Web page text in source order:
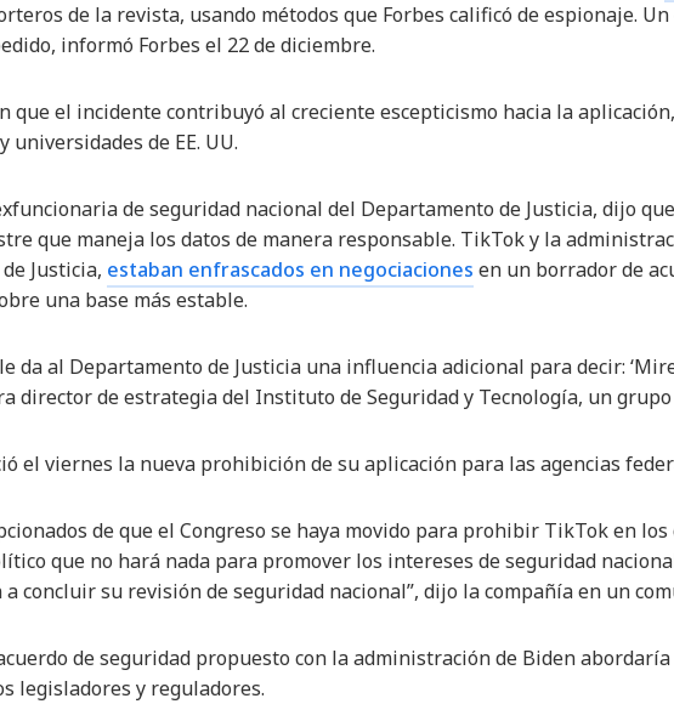
de la revista, usando métodos que Forbes calificó de espionaje.
informó Forbes el 22 de diciembre.
que el incidente contribuyó al creciente escepticismo hacia la
universidades de EE. UU.
de seguridad nacional del Departamento de Justicia, dijo
que maneja los datos de manera responsable. TikTok y la
Justicia, estaban enfrascados en negociaciones en un borrador de
una base más estable.
da al Departamento de Justicia una influencia adicional para decir:
director de estrategia del Instituto de Seguridad y Tecnología, un grupo
el viernes la nueva prohibición de su aplicación para las agencias
de que el Congreso se haya movido para prohibir TikTok en
que no hará nada para promover los intereses de seguridad
concluir su revisión de seguridad nacional”, dijo la compañía en un
de seguridad propuesto con la administración de Biden
legisladores y reguladores.